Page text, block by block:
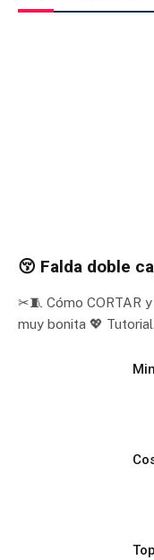
😚 Falda doble
✂🧵 Cómo CORTAR
muy bonita 💖